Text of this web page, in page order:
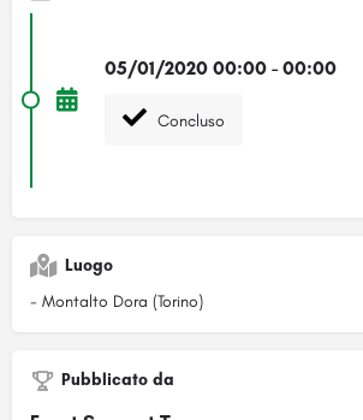
05/01/2020 00:00 - 00:00
Concluso
Luogo
- Montalto Dora (Torino)
Pubblicato da